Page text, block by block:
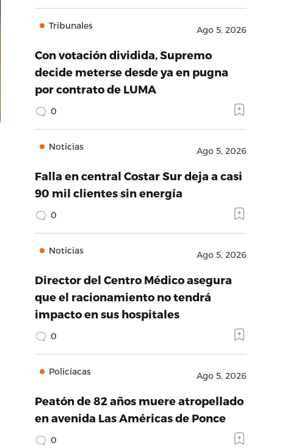
Tribunales Ago 5, 2026
Con votación dividida, Supremo
decide meterse desde ya en pugna
por contrato de LUMA
0
Noticias Ago 5, 2026
Falla en central Costar Sur deja a casi
90 mil clientes sin energía
0
Noticias Ago 5, 2026
Director del Centro Médico asegura
que el racionamiento no tendrá
impacto en sus hospitales
0
Policíacas Ago 5, 2026
Peatón de 82 años muere atropellado
en avenida Las Américas de Ponce
0